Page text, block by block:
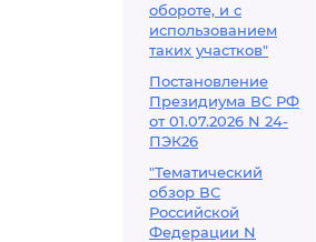
обороте, и с
использованием
таких участков"
Постановление
Президиума ВС РФ
от 01.07.2026 N 24-
ПЭК26
"Тематический
обзор ВС
Российской
Федерации N